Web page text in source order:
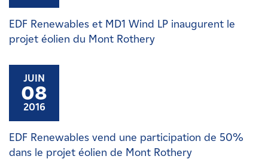
EDF Renewables et MD1 Wind LP inaugurent le
projet éolien du Mont Rothery
JUIN
08
2016
EDF Renewables vend une participation de 50%
dans le projet éolien de Mont Rothery